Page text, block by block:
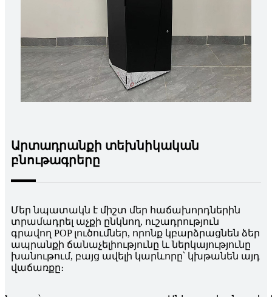
Արտադրանքի տեխնիկական
բնութագրերը
Մեր նպատակն է միշտ մեր հաճախորդներին
տրամադրել աչքի ընկնող, ուշադրություն
գրավող POP լուծումներ, որոնք կբարձրացնեն ձեր
ապրանքի ճանաչելիությունը և ներկայությունը
խանութում, բայց ավելի կարևորը՝ կխթանեն այդ
վաճառքը։